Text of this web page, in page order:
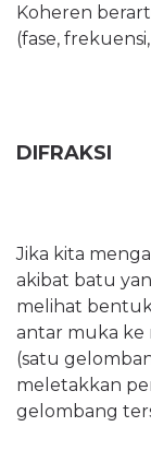
Koheren
(fase,
DIFRAKSI
Jika kita
akibat batu
melihat
antar muka ke
(satu
meletakkan
gelombang